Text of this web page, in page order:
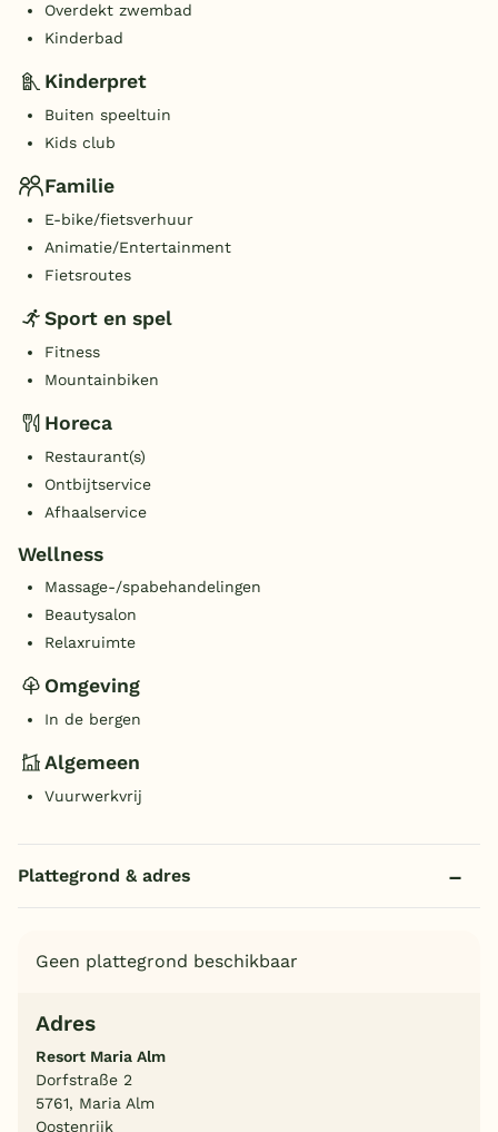
Overdekt zwembad
Kinderbad
Kinderpret
Buiten speeltuin
Kids club
Familie
E-bike/fietsverhuur
Animatie/Entertainment
Fietsroutes
Sport en spel
Fitness
Mountainbiken
Horeca
Restaurant(s)
Ontbijtservice
Afhaalservice
Wellness
Massage-/spabehandelingen
Beautysalon
Relaxruimte
Omgeving
In de bergen
Algemeen
Vuurwerkvrij
Plattegrond & adres
Geen plattegrond beschikbaar
Adres
Resort Maria Alm
Dorfstraße 2
5761, Maria Alm
Oostenrijk